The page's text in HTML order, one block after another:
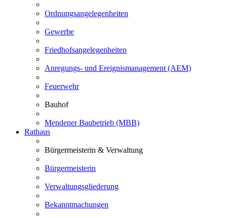
Ordnungsangelegenheiten
Gewerbe
Friedhofsangelegenheiten
Anregungs- und Ereignismanagement (AEM)
Feuerwehr
Bauhof
Mendener Baubetrieb (MBB)
Rathaus
Bürgermeisterin & Verwaltung
Bürgermeisterin
Verwaltungsgliederung
Bekanntmachungen